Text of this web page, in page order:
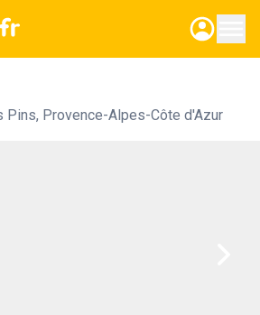
Pins, Provence-Alpes-Côte d'Azur